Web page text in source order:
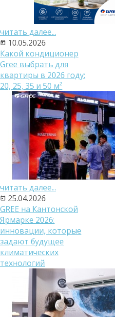
читать далее...
10.05.2026
Какой кондиционер
Gree выбрать для
квартиры в 2026 году:
20, 25, 35 и 50 м²
читать далее...
25.04.2026
GREE на Кантонской
Ярмарке 2026:
инновации, которые
задают будущее
климатических
технологий